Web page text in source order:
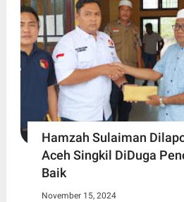
Hamzah Sulaiman
Aceh Singkil DiDuga
Baik
November 15, 2024